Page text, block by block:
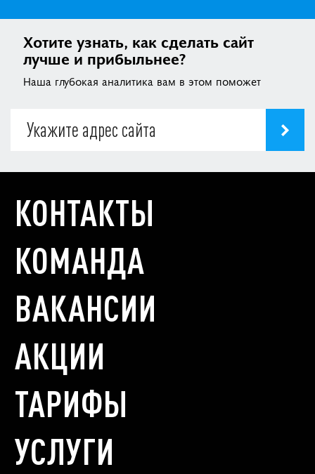
Хотите узнать, как сделать сайт
лучше и прибыльнее?
Наша глубокая аналитика вам в этом поможет
КОНТАКТЫ
КОМАНДА
ВАКАНСИИ
АКЦИИ
ТАРИФЫ
УСЛУГИ